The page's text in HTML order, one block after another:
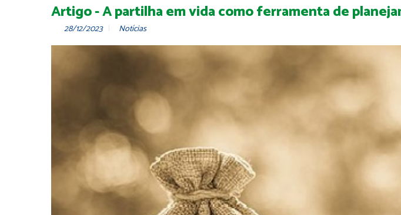
Artigo - A partilha em vida como ferramenta de
28/12/2023 Notícias